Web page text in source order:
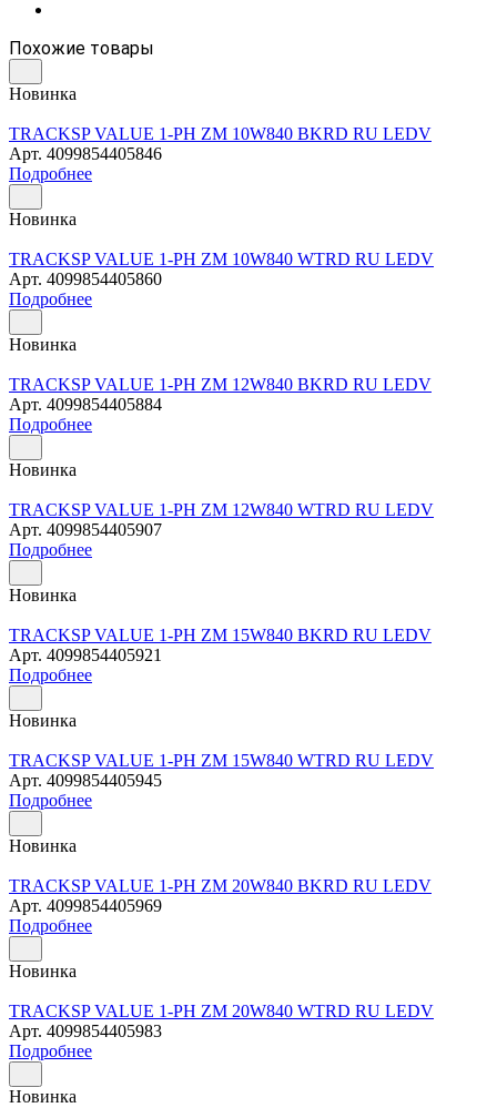
Похожие товары
Новинка
TRACKSP VALUE 1-PH ZM 10W840 BKRD RU LEDV
Арт. 4099854405846
Подробнее
Новинка
TRACKSP VALUE 1-PH ZM 10W840 WTRD RU LEDV
Арт. 4099854405860
Подробнее
Новинка
TRACKSP VALUE 1-PH ZM 12W840 BKRD RU LEDV
Арт. 4099854405884
Подробнее
Новинка
TRACKSP VALUE 1-PH ZM 12W840 WTRD RU LEDV
Арт. 4099854405907
Подробнее
Новинка
TRACKSP VALUE 1-PH ZM 15W840 BKRD RU LEDV
Арт. 4099854405921
Подробнее
Новинка
TRACKSP VALUE 1-PH ZM 15W840 WTRD RU LEDV
Арт. 4099854405945
Подробнее
Новинка
TRACKSP VALUE 1-PH ZM 20W840 BKRD RU LEDV
Арт. 4099854405969
Подробнее
Новинка
TRACKSP VALUE 1-PH ZM 20W840 WTRD RU LEDV
Арт. 4099854405983
Подробнее
Новинка